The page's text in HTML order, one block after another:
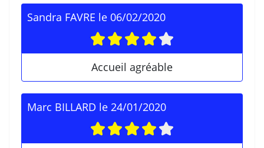
Sandra FAVRE le 06/02/2020
Accueil agréable
Marc BILLARD le 24/01/2020